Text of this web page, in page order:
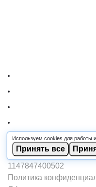
Используем cookies для работы и
Принять все
© 2026 RSCABLE.RU -
ООО «РОСКАБ», ИНН
1147847400502
Политика